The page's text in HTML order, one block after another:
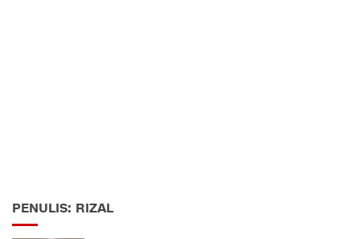
PENULIS: RIZAL